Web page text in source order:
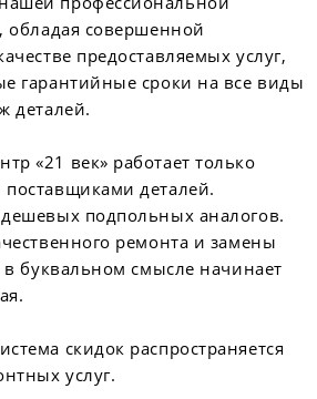
обладая совершенной
предоставляемых услуг,
гарантийные сроки на все виды
деталей.
«21 век» работает только
деталей.
подпольных аналогов.
ремонта и замены
в буквальном смысле начинает
скидок распространяется
услуг.